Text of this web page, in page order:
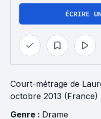
ÉCRIRE
Court-métrage de
octobre 2013 (France)
Genre : Drame